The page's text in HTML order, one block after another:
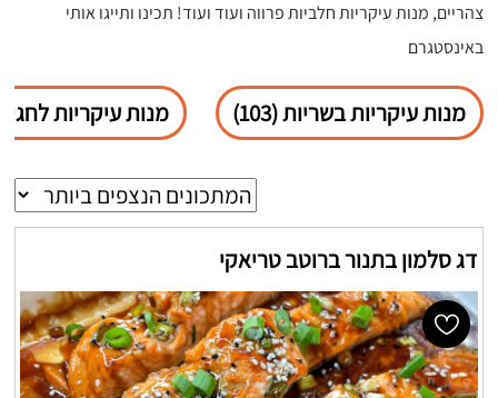
צהריים, מנות עיקריות חלביות פרווה ועוד ועוד! תכינו ותייגו אותי
באינסטגרם
מנות עיקריות בשריות (103) מנות עיקריות לחגים
דג סלמון בתנור ברוטב טריאקי